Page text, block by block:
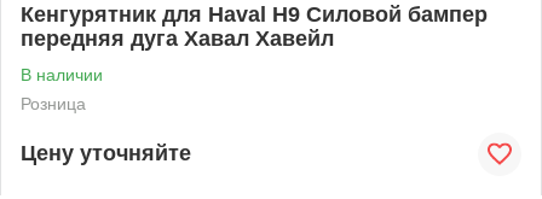
Кенгурятник для Haval H9 Силовой бампер
передняя дуга Хавал Хавейл
В наличии
Розница
Цену уточняйте